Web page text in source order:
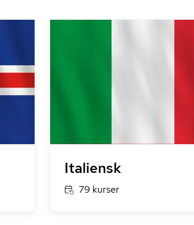
Italiensk
79 kurser